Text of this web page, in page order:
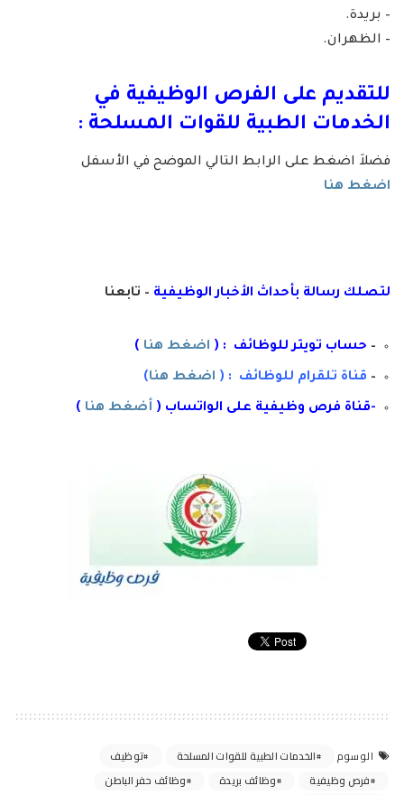
– بريدة.
– الظهران.
للتقديم على الفرص الوظيفية في
الخدمات الطبية للقوات المسلحة :
فضلاَ اضغط على الرابط التالي الموضح في الأسفل
اضغط هنا
لتصلك رسالة بأحداث الأخبار الوظيفية – تابعنا
– حساب تويتر للوظائف : ( اضغط هنا )
– قناة تلقرام للوظائف : ( اضغط هنا)
-قناة فرص وظيفية على الواتساب ( أضغط هنا )
الوسوم الخدمات الطبية للقوات المسلحة
توظيف
فرص وظيفية
وظائف بريدة
وظائف حفر الباطن